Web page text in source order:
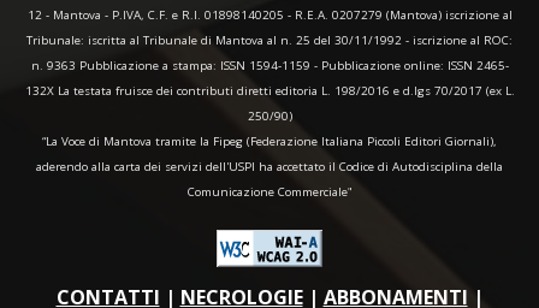
12 - Mantova - P.IVA, C.F. e R.I. 01898140205 - R.E.A. 0207279 (Mantova) iscrizione al
Tribunale: iscritta al Tribunale di Mantova al n. 25 del 30/11/1992 - iscrizione al ROC:
n. 9363 Pubblicazione a stampa: ISSN 1594-1159 - Pubblicazione online: ISSN 2465-
132X La testata fruisce dei contributi diretti editoria L. 198/2016 e d.lgs 70/2017 (ex L.
250/90)
“La Voce di Mantova tramite la Fipeg (Federazione Italiana Piccoli Editori Giornali),
aderendo alla carta dei servizi dell'USPI ha accettato il Codice di Autodisciplina della
Comunicazione Commerciale"
CONTATTI | NECROLOGIE| ABBONAMENTI |